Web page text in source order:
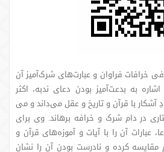
خرافات فراوان و عبارت‌های شرک‌آمیز آن
به بدعت‌آمیز بودن دعای ندبه، اکثر
آشکار با قرآن و تاریخ و عقل می‌داند و می
در دام شرک و خرافه برهاند. وی برای
عبارات آن را با آیات و آموزه‌های قرآن و
مقایسه کرده و نادرست ‌بودن آن را نشان